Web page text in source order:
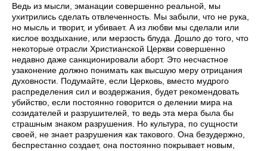
Ведь из мысли, эманации совершенно реальной, мы
ухитрились сделать отвлеченность. Мы забыли, что не рука,
но мысль и творит, и убивает. А из любви мы сделали или
кислое воздыхание, или мерзость блуда. Дошло до того, что
некоторые отрасли Христианской Церкви совершенно
недавно даже санкционировали аборт. Это несчастное
узаконение должно понимать как высшую меру отрицания
духовности. Подумайте, если Церковь, вместо мудрого
распределения сил и воздержания, будет рекомендовать
убийство, если постоянно говорится о делении мира на
созидателей и разрушителей, то ведь эта мера была бы
страшным знаком разрушения. Но культура, по сущности
своей, не знает разрушения как такового. Она безудержно,
беспрестанно создает, она постоянно покрывает новым,